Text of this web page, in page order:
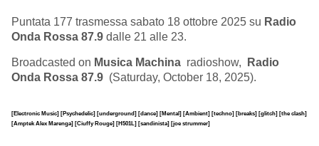
Puntata 177 trasmessa sabato 18 ottobre 2025 su Radio
Onda Rossa 87.9 dalle 21 alle 23.
Broadcasted on Musica Machina radioshow,
Radio
Onda Rossa 87.9 (Saturday, October 18, 2025).
[Electronic Music] [Psychedelic] [underground] [dance] [Mental] [Ambient] [techno] [breaks] [glitch] [the clash]
[Amptek Alex Marenga] [Ciuffy Rouge] [H501L] [sandinista] [joe strummer]